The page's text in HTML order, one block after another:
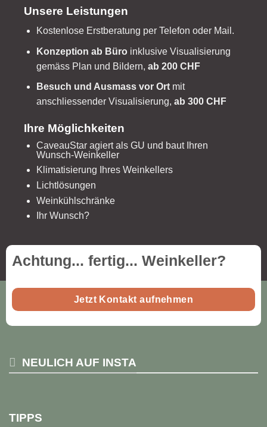
Unsere Leistungen
Kostenlose Erstberatung per Telefon oder Mail.
Konzeption ab Büroinklusive Visualisierung
gemäss Plan und Bildern, ab 200 CHF
Besuch und Ausmass vor Ortmit
anschliessender Visualisierung, ab 300 CHF
Ihre Möglichkeiten
CaveauStar agiert als GU und baut Ihren
Wunsch-Weinkeller
Klimatisierung Ihres Weinkellers
Lichtlösungen
Weinkühlschränke
Ihr Wunsch?
Achtung... fertig... Weinkeller?
Jetzt Kontakt aufnehmen
NEULICH AUF INSTA
TIPPS